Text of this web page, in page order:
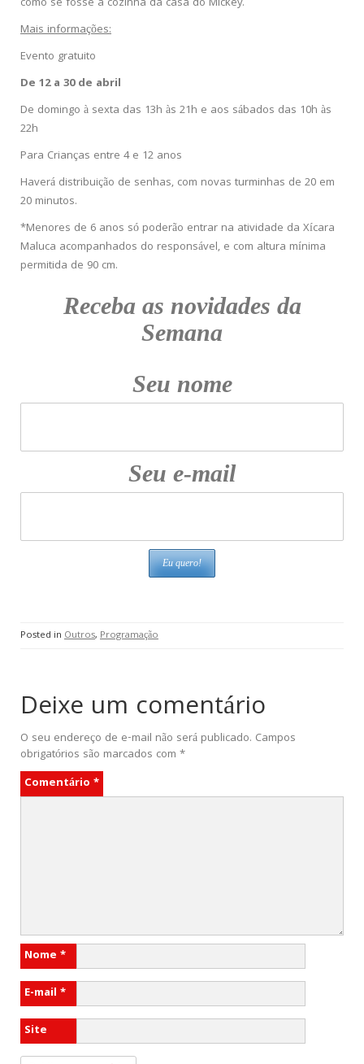
Mais informações:
Evento gratuito
De 12 a 30 de abril
De domingo à sexta das 13h às 21h e aos sábados das 10h às
22h
Para Crianças entre 4 e 12 anos
Haverá distribuição de senhas, com novas turminhas de 20 em
20 minutos.
*Menores de 6 anos só poderão entrar na atividade da Xícara
Maluca acompanhados do responsável, e com altura mínima
permitida de 90 cm.
Receba as novidades da
Semana
Seu nome
Seu e-mail
Posted in Outros, Programação
Deixe um comentário
O seu endereço de e-mail não será publicado. Campos
obrigatórios são marcados com *
Comentário *
Nome *
E-mail *
Site